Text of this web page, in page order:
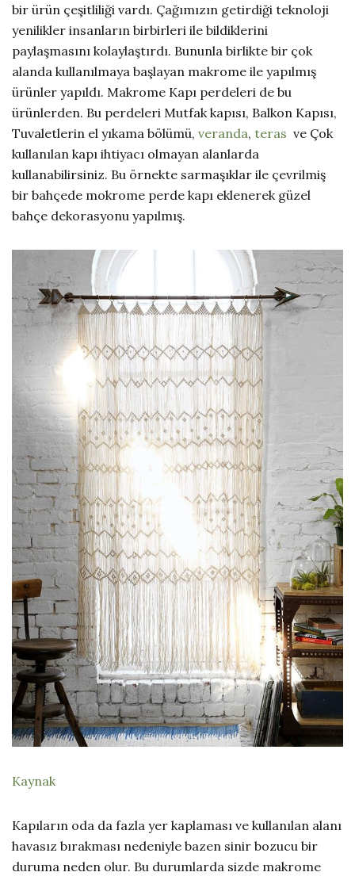
bir ürün çeşitliliği vardı. Çağımızın getirdiği teknoloji
yenilikler insanların birbirleri ile bildiklerini
paylaşmasını kolaylaştırdı. Bununla birlikte bir çok
alanda kullanılmaya başlayan makrome ile yapılmış
ürünler yapıldı. Makrome Kapı perdeleri de bu
ürünlerden. Bu perdeleri Mutfak kapısı, Balkon Kapısı,
Tuvaletlerin el yıkama bölümü, veranda, teras ve Çok
kullanılan kapı ihtiyacı olmayan alanlarda
kullanabilirsiniz. Bu örnekte sarmaşıklar ile çevrilmiş
bir bahçede mokrome perde kapı eklenerek güzel
bahçe dekorasyonu yapılmış.
Kaynak
Kapıların oda da fazla yer kaplaması ve kullanılan alanı
havasız bırakması nedeniyle bazen sinir bozucu bir
duruma neden olur. Bu durumlarda sizde makrome